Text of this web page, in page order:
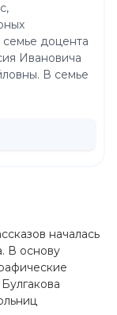
началась
В основу
доцента
Ивановича
В семье